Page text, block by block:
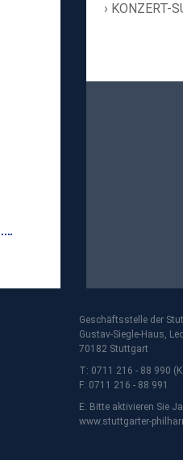
KONZERT-
Geschäftsstelle der
Gustav-Siegle-Haus,
70182 Stuttgart
T: 0711 216 - 88 990
F: 0711 216 - 88 991
E: Bitte aktivieren Sie
www.stuttgarter-